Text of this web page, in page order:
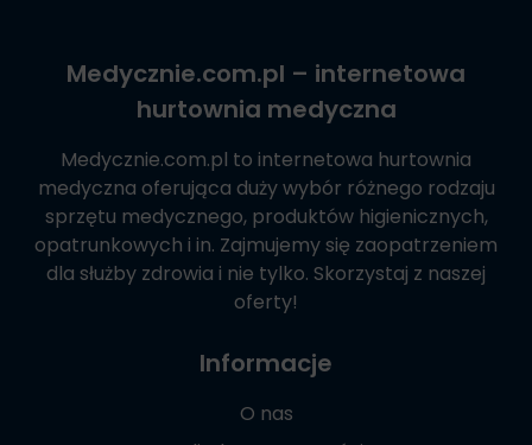
Medycznie.com.pl – internetowa
hurtownia medyczna
Medycznie.com.pl to internetowa hurtownia
medyczna oferująca duży wybór różnego rodzaju
sprzętu medycznego, produktów higienicznych,
opatrunkowych i in. Zajmujemy się zaopatrzeniem
dla służby zdrowia i nie tylko. Skorzystaj z naszej
oferty!
Informacje
O nas